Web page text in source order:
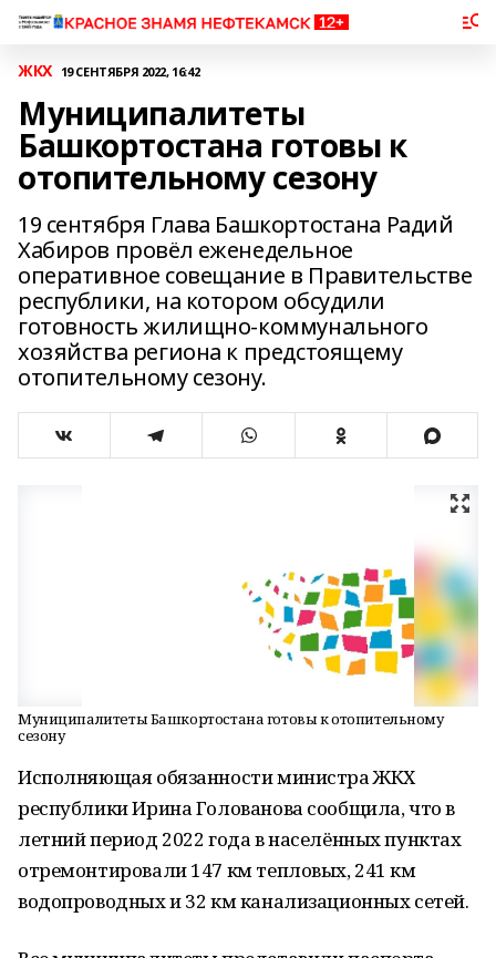
ЖКХ 19 СЕНТЯБРЯ 2022, 16:42
Муниципалитеты
Башкортостана готовы к
отопительному сезону
19 сентября Глава Башкортостана Радий
Хабиров провёл еженедельное
оперативное совещание в Правительстве
республики, на котором обсудили
готовность жилищно-коммунального
хозяйства региона к предстоящему
отопительному сезону.
Муниципалитеты Башкортостана готовы к отопительному
сезону
Исполняющая обязанности министра ЖКХ
республики Ирина Голованова сообщила, что в
летний период 2022 года в населённых пунктах
отремонтировали 147 км тепловых, 241 км
водопроводных и 32 км канализационных сетей.